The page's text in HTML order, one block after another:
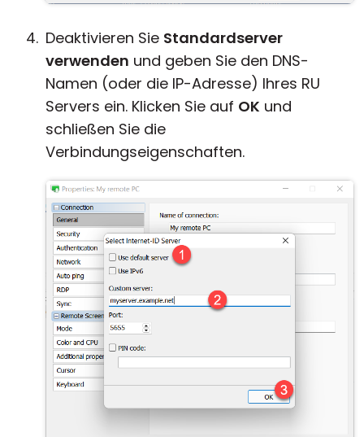
Deaktivieren Sie Standardserver
verwenden und geben Sie den DNS-
Namen (oder die IP-Adresse) Ihres RU
Servers ein. Klicken Sie auf OK und
schließen Sie die
Verbindungseigenschaften.